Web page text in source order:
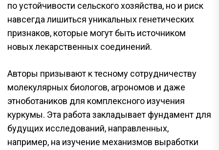
по устойчивости сельского хозяйства, но и риск
навсегда лишиться уникальных генетических
признаков, которые могут быть источником
новых лекарственных соединений.
Авторы призывают к тесному сотрудничеству
молекулярных биологов, агрономов и даже
этноботаников для комплексного изучения
куркумы. Эта работа закладывает фундамент для
будущих исследований, направленных,
например, на изучение механизмов выработки